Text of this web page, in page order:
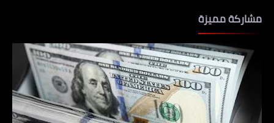
مشاركة مميزة